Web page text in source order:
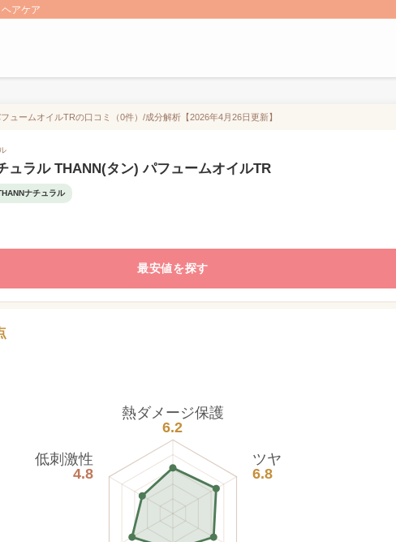
アケア
ュームオイルTRの口コミ（0件）/成分解析【2026年4月26日更新】
ュラル THANN(タン) パフュームオイルTR
ナチュラル
最安値を探す
熱ダメージ保護
6.2
ツヤ
6.8
低刺激性
4.8